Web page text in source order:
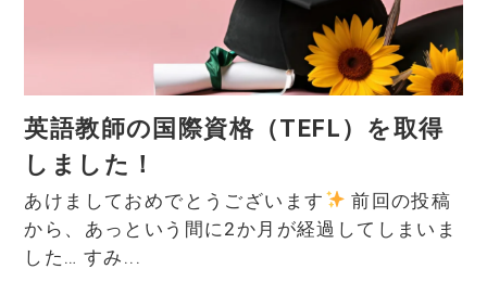
英語教師の国際資格（TEFL）を取得
しました！
あけましておめでとうございます
前回の投稿
から、あっという間に2か月が経過してしまいま
した… すみ...